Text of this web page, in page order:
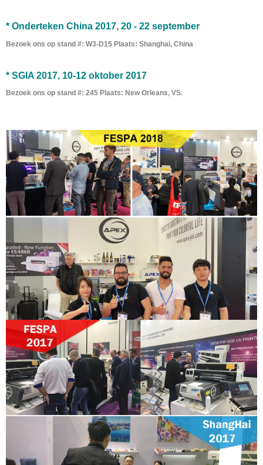
* Onderteken China 2017, 20 - 22 september
Bezoek ons ​​op stand #: W3-D15 Plaats: Shanghai, China
* SGIA 2017, 10-12 oktober 2017
Bezoek ons ​​op stand #: 245 Plaats: New Orleans, VS.